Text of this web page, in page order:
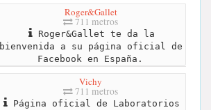
Roger&Gallet
711 metros
Roger&Gallet te da la
bienvenida a su página oficial de
Facebook en España.
Vichy
711 metros
Página oficial de Laboratorios